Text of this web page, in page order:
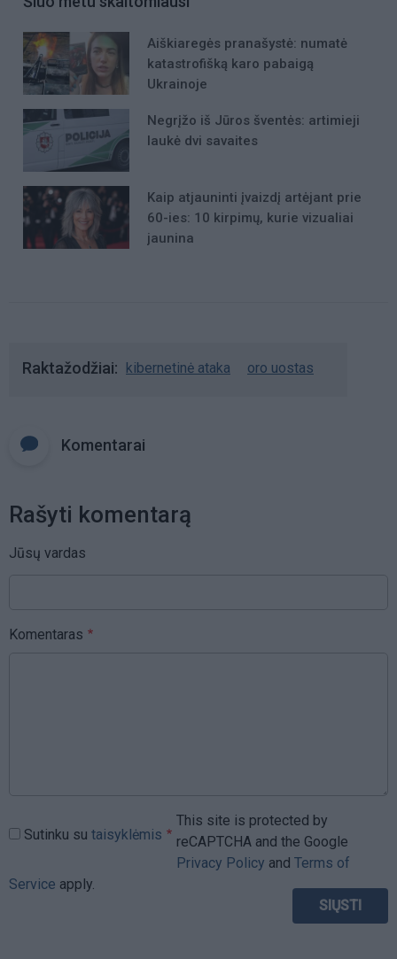
Aiškiaregės pranašystė: numatė
katastrofišką karo pabaigą
Ukrainoje
Negrįžo iš Jūros šventės: artimieji
laukė dvi savaites
Kaip atjauninti įvaizdį artėjant prie
60-ies: 10 kirpimų, kurie vizualiai
jaunina
Raktažodžiai kibernetinė ataka oro uostas
Komentarai
Rašyti komentarą
Jūsų vardas
Komentaras
Sutinku su taisyklėmis
This site is protected by
reCAPTCHA and the Google
Privacy Policy and Terms of
Service apply.